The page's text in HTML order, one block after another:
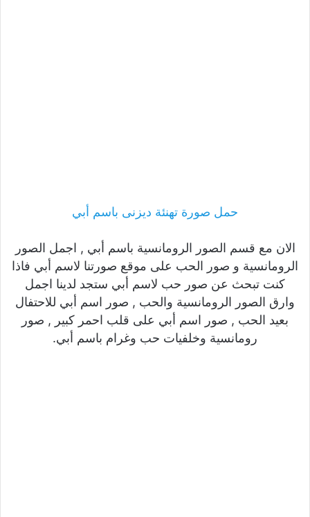
حمل صورة تهنئة ديزنى باسم أبي
الان مع قسم الصور الرومانسية باسم أبي , اجمل الصور
الرومانسية و صور الحب على موقع صورتنا لاسم أبي فاذا
كنت تبحث عن صور حب لاسم أبي ستجد لدينا اجمل
وارق الصور الرومانسية والحب , صور اسم أبي للاحتفال
بعيد الحب , صور اسم أبي على قلب احمر كبير , صور
رومانسية وخلفيات حب وغرام باسم أبي.